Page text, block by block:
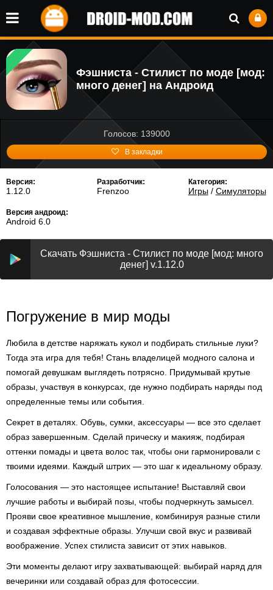
Фэшниста - Стилист по моде [мод:
много денег] на Андроид
Голосов: 139000
В закладки
Версия:
1.12.0
Разработчик:
Frenzoo
Категория:
Игры/ Симуляторы
Версия андроид:
Android 6.0
Скачать Фэшниста - Стилист по моде [мод: много
денег] v.1.12.0
Погружение в мир моды
Любила в детстве наряжать кукол и подбирать стильные луки?
Тогда эта игра для тебя! Стань владелицей модного салона и
помогай девушкам выглядеть потрясно. Придумывай крутые
образы, участвуя в конкурсах, где нужно подбирать наряды под
определенные темы или события.
Секрет в деталях. Обувь, сумки, аксессуары — все это сделает
образ завершенным. Сделай прическу и макияж, подбирая
оттенки помады и цвета волос так, чтобы они гармонировали с
твоими идеями. Каждый штрих — это шаг к идеальному образу.
Голосования — это настоящее испытание! Выставляй свои
лучшие работы и выбирай позы, чтобы подчеркнуть замысел.
Прояви свое креативное мышление, комбинируя разные стили
и создавая эффектные образы. Улучши свой вкус и развивай
воображение. Успех стилиста зависит от этих навыков.
Эти моменты делают игру захватывающей: выбирай наряд для
вечеринки или создавай образ для фотосессии.